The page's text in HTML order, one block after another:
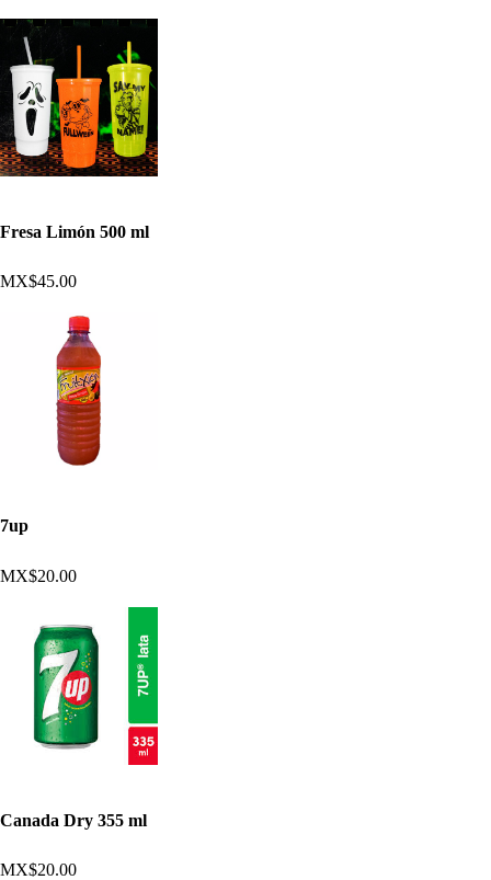
Fresa Limón 500 ml
MX$45.00
7up
MX$20.00
Canada Dry 355 ml
MX$20.00